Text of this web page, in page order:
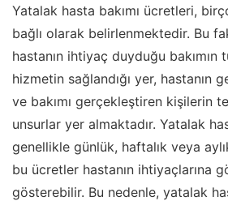
Yatalak hasta bakımı ücretleri,
bağlı olarak belirlenmektedir. Bu
hastanın ihtiyaç duyduğu bakımın
hizmetin sağlandığı yer, hastanın
ve bakımı gerçekleştiren kişilerin
unsurlar yer almaktadır. Yatalak
genellikle günlük, haftalık veya
bu ücretler hastanın ihtiyaçlarına
gösterebilir. Bu nedenle, yatalak